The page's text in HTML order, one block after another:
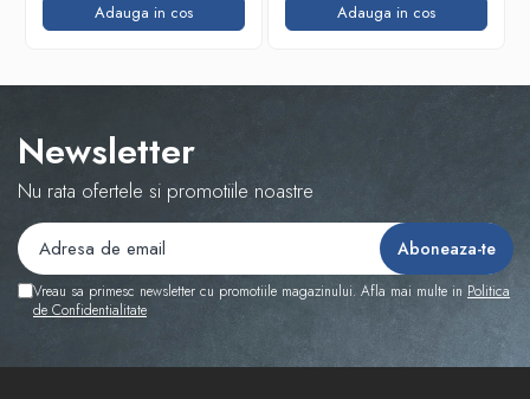
Adauga in cos Adauga in cos
Newsletter
Nu rata ofertele si promotiile noastre
Vreau sa primesc newsletter cu promotiile magazinului. Afla mai multe in Politica
de Confidentialitate